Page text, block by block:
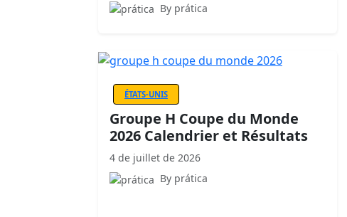
By prática
ÉTATS-UNIS
Groupe H Coupe du Monde
2026 Calendrier et Résultats
4 de juillet de 2026
By prática